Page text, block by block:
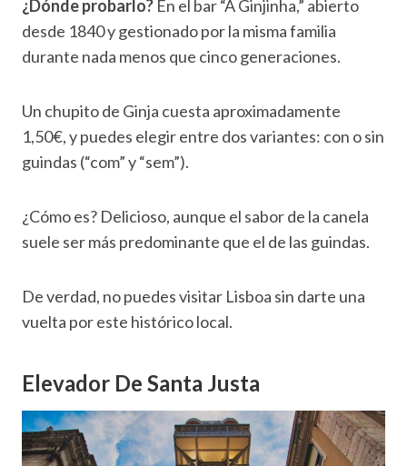
¿Dónde probarlo? En el bar “A Ginjinha,” abierto
desde 1840 y gestionado por la misma familia
durante nada menos que cinco generaciones.
Un chupito de Ginja cuesta aproximadamente
1,50€, y puedes elegir entre dos variantes: con o sin
guindas (“com” y “sem”).
¿Cómo es? Delicioso, aunque el sabor de la canela
suele ser más predominante que el de las guindas.
De verdad, no puedes visitar Lisboa sin darte una
vuelta por este histórico local.
Elevador De Santa Justa